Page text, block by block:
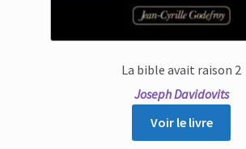
La bible avait raison 2
Joseph Davidovits
Voir le livre